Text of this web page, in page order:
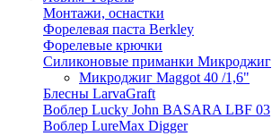
Монтажи, оснастки
Форелевая паста Berkley
Форелевые крючки
Силиконовые приманки Микроджиг
Микроджиг Maggot 40 /1,6"
Блесны LarvaGraft
Воблер Lucky John BASARA LBF 03
Воблер LureMax Digger